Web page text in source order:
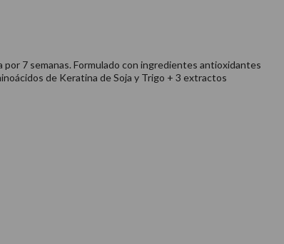
7 semanas. Formulado con ingredientes antioxidantes
de Keratina de Soja y Trigo + 3 extractos